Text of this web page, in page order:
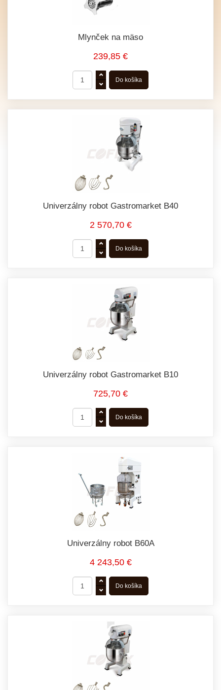
Mlynček na mäso
239,85 €
Univerzálny robot Gastromarket B40
2 570,70 €
Univerzálny robot Gastromarket B10
725,70 €
Univerzálny robot B60A
4 243,50 €